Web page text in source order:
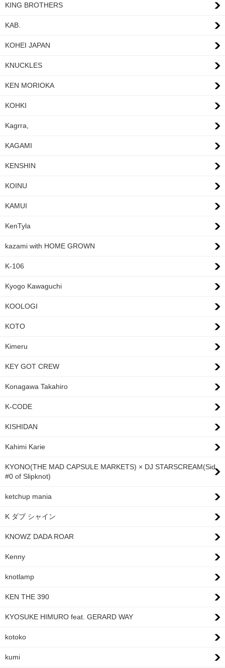
KING BROTHERS
KAB.
KOHEI JAPAN
KNUCKLES
KEN MORIOKA
KOHKI
Kagrra,
KAGAMI
KENSHIN
KOINU
KAMUI
KenTyla
kazami with HOME GROWN
K-106
Kyogo Kawaguchi
KOOLOGI
KOTO
Kimeru
KEY GOT CREW
Konagawa Takahiro
K-CODE
KISHIDAN
Kahimi Karie
KYONO(THE MAD CAPSULE MARKETS) × DJ STARSCREAM(Sid
#0 of Slipknot)
ketchup mania
K ダブ シャイン
KNOWZ DADA ROAR
Kenny
knotlamp
KEN THE 390
KYOSUKE HIMURO feat. GERARD WAY
kotoko
kumi